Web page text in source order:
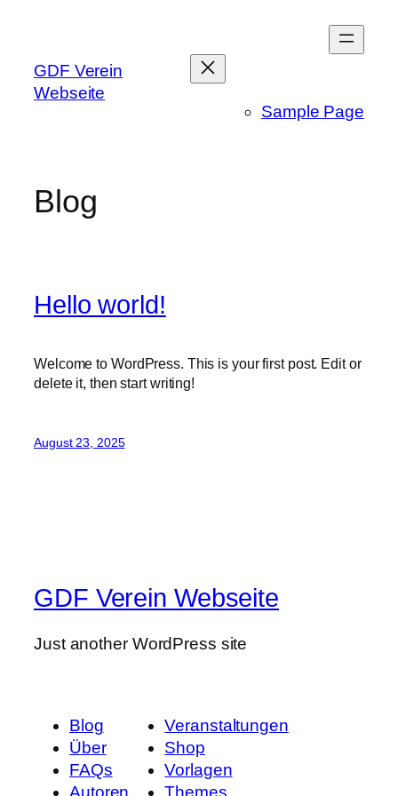
springen
GDF Verein
Webseite
Sample Page
Blog
Hello world!
Welcome to WordPress. This is your first post. Edit or
delete it, then start writing!
August 23, 2025
GDF Verein Webseite
Just another WordPress site
Blog
Über
FAQs
Veranstaltungen
Shop
Vorlagen